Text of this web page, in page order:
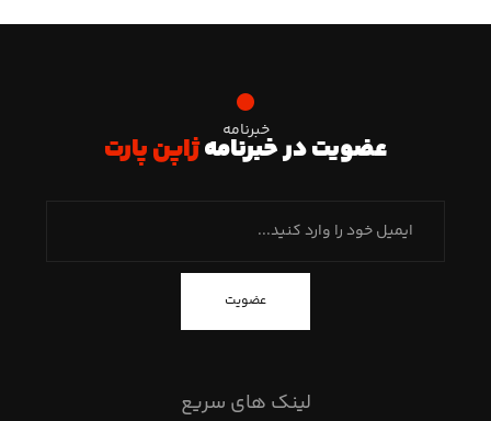
خبرنامه
عضویت در خبرنامهژاپن پارت
عضویت
لینک های سریع